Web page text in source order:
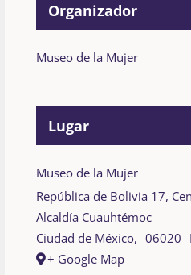
Organizador
Museo de la Mujer
Lugar
Museo de la Mujer
República de Bolivia 17,
Alcaldía Cuauhtémoc
Ciudad de México, 06020
+ Google Map